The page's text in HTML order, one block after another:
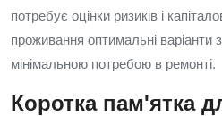
потребує оцінки ризиків і
проживання оптимальні
мінімальною потребою в ремонті.
Коротка пам'ятка